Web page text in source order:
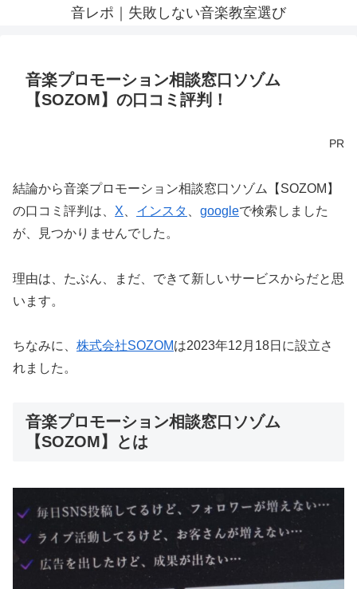
音レポ｜失敗しない音楽教室選び
音楽プロモーション相談窓口ソゾム
【SOZOM】の口コミ評判！
PR
結論から音楽プロモーション相談窓口ソゾム【SOZOM】
の口コミ評判は、 X インスタ googleで検索しました
が、見つかりませんでした。
理由は、たぶん、まだ、できて新しいサービスからだと思
います。
ちなみに、 株式会社SOZOMは2023年12月18日に設立さ
れました。
音楽プロモーション相談窓口ソゾム
【SOZOM】とは